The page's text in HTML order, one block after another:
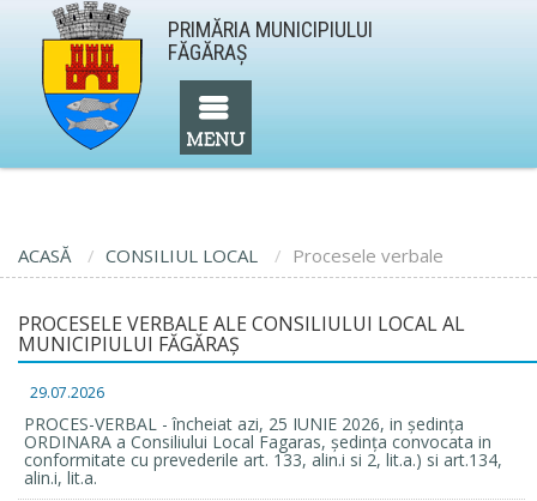
PRIMĂRIA MUNICIPIULUI
FĂGĂRAŞ
ACASĂ CONSILIUL LOCAL Procesele verbale
PROCESELE VERBALE ALE CONSILIULUI LOCAL AL
MUNICIPIULUI FĂGĂRAŞ
29.07.2026
PROCES-VERBAL - încheiat azi, 25 IUNIE 2026, in ședința
ORDINARA a Consiliului Local Fagaras, ședința convocata in
conformitate cu prevederile art. 133, alin.i si 2, lit.a.) si art.134,
alin.i, lit.a.